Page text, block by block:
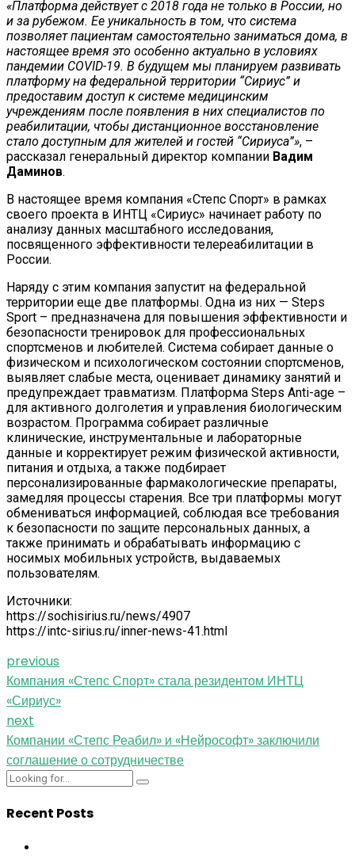
«Платформа действует с 2018 года не только в России, но
и за рубежом. Ее уникальность в том, что система
позволяет пациентам самостоятельно заниматься дома, в
настоящее время это особенно актуально в условиях
пандемии COVID-19. В будущем мы планируем развивать
платформу на федеральной территории “Сириус” и
предоставим доступ к системе медицинским
учреждениям после появления в них специалистов по
реабилитации, чтобы дистанционное восстановление
стало доступным для жителей и гостей “Сириуса”», –
рассказал генеральный директор компании Вадим
Даминов.
В настоящее время компания «Степс Спорт» в рамках
своего проекта в ИНТЦ «Сириус» начинает работу по
анализу данных масштабного исследования,
посвященного эффективности телереабилитации в
России.
Наряду с этим компания запустит на федеральной
территории еще две платформы. Одна из них — Steps
Sport – предназначена для повышения эффективности и
безопасности тренировок для профессиональных
спортсменов и любителей. Система собирает данные о
физическом и психологическом состоянии спортсменов,
выявляет слабые места, оценивает динамику занятий и
предупреждает травматизм. Платформа Steps Anti-age –
для активного долголетия и управления биологическим
возрастом. Программа собирает различные
клинические, инструментальные и лабораторные
данные и корректирует режим физической активности,
питания и отдыха, а также подбирает
персонализированные фармакологические препараты,
замедляя процессы старения. Все три платформы могут
обмениваться информацией, соблюдая все требования
к безопасности по защите персональных данных, а
также принимать и обрабатывать информацию с
носимых мобильных устройств, выдаваемых
пользователям.
Источники:
https://sochisirius.ru/news/4907
https://intc-sirius.ru/inner-news-41.html
previous
Компания «Степс Спорт» стала резидентом ИНТЦ
«Сириус»
next
Компании «Степс Реабил» и «Нейрософт» заключили
соглашение о сотрудничестве
Recent Posts